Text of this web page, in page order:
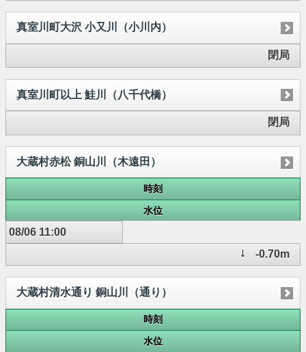
真室川町大沢 小又川（小川内）
閉局
真室川町以上 鮭川（八千代橋）
閉局
大蔵村赤松 銅山川（木遠田）
時刻
水位
08/06 11:00
-0.70m
大蔵村清水通り 銅山川（通り）
時刻
水位